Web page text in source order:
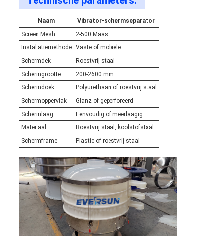
Naam
Vibrator-schermseparator
Screen Mesh
2-500 Maas
Installatiemethode
Vaste of mobiele
Schermdek
Roestvrij staal
Schermgrootte
200-2600 mm
Schermdoek
Polyurethaan of roestvrij staal
Schermoppervlak
Glanz of geperforeerd
Schermlaag
Eenvoudig of meerlaagig
Materiaal
Roestvrij staal, koolstofstaal
Schermframe
Plastic of roestvrij staal